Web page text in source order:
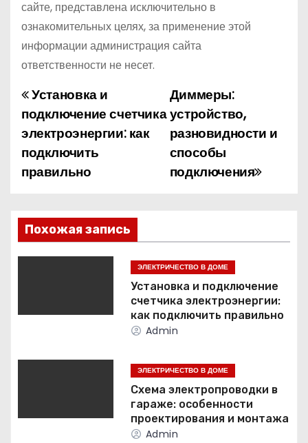
сайте, представлена исключительно в
ознакомительных целях, за применение этой
информации администрация сайта
ответственности не несет.
Н
а
в
и
г
а
п
з
Диммеры:
устройство,
разновидности и
способы
подключения
Установка и
подключение счетчика
электроэнергии: как
подключить
правильно
Похожая запись
ЭЛЕКТРИЧЕСТВО В ДОМЕ
Установка и подключение
счетчика электроэнергии:
как подключить правильно
Admin
ЭЛЕКТРИЧЕСТВО В ДОМЕ
Схема электропроводки в
гараже: особенности
проектирования и монтажа
Admin